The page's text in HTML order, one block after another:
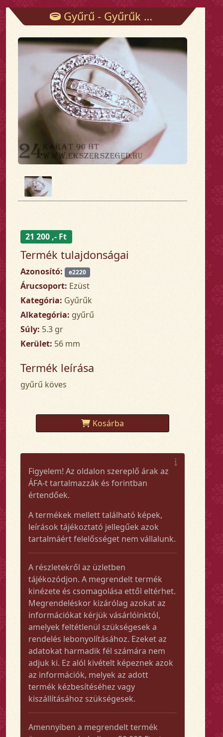
Gyűrű - Gyűrűk - Arany és ezüst ékszerek
21 200 ,- Ft
Termék tulajdonságai
Azonosító: e2220
Árucsoport: Ezüst
Kategória: Gyűrűk
Alkategória: gyűrű
Súly: 5.3 gr
Kerület: 56 mm
Termék leírása
gyűrű köves
Kosárba
Figyelem! Az oldalon szereplő árak az
ÁFA-t tartalmazzák és forintban
értendőek.
A termékek mellett található képek,
leírások tájékoztató jellegűek azok
tartalmáért felelősséget nem vállalunk.
A részletekről az üzletben
tájékozódjon. A megrendelt termék
kinézete és csomagolása ettől eltérhet.
Megrendeléskor kizárólag azokat az
információkat kérjük vásárlóinktól,
amelyek feltétlenül szükségesek a
rendelés lebonyolításához. Ezeket az
adatokat harmadik fél számára nem
adjuk ki. Ez alól kivételt képeznek azok
az információk, melyek az adott
termék kézbesítéséhez vagy
kiszállításához szükségesek.
Amennyiben a megrendelt termék